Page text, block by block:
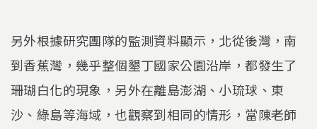
另外根據研究團隊的監測資料顯示，北從後灣，南
到香蕉灣，幾乎整個墾丁國家公園沿岸，都發生了
珊瑚白化的現象，另外在離島澎湖、小琉球、東
沙、綠島等海域，也觀察到相同的情形，當陳老師